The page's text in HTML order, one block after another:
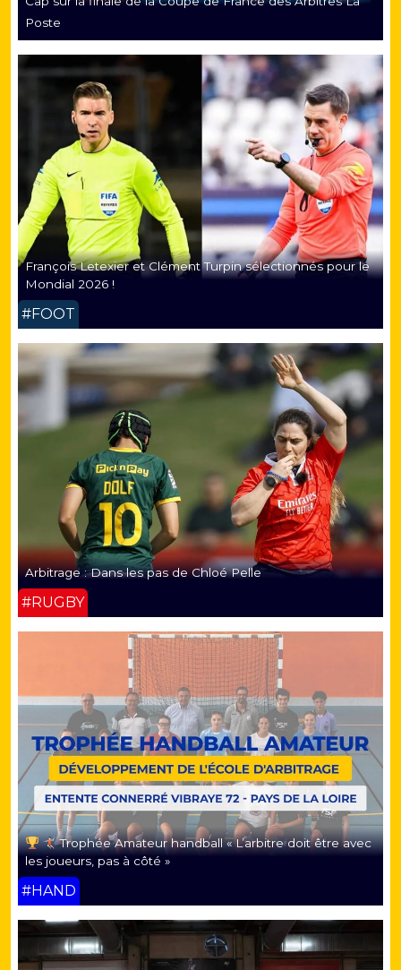
Poste
François Letexier et Clément Turpin sélectionnés pour le
Mondial 2026 !
#FOOT
Arbitrage : Dans les pas de Chloé Pelle
#RUGBY
Trophée Amateur handball « L’arbitre doit être avec
les joueurs, pas à côté »
#HAND